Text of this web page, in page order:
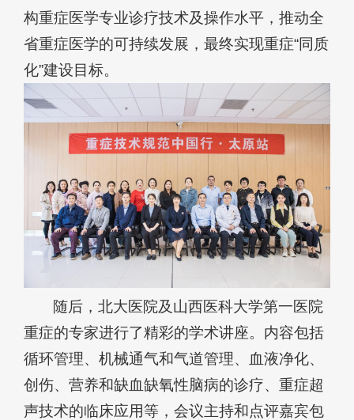
构重症医学专业诊疗技术及操作水平，推动全
省重症医学的可持续发展，最终实现重症“同质
化”建设目标。
随后，北大医院及山西医科大学第一医院
重症的专家进行了精彩的学术讲座。内容包括
循环管理、机械通气和气道管理、血液净化、
创伤、营养和缺血缺氧性脑病的诊疗、重症超
声技术的临床应用等，会议主持和点评嘉宾包